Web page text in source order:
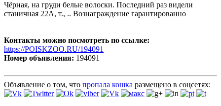
Чёрная, на груди белые волоски. Последний раз видели
станичная 22А, т., .. Вознаграждение гарантированно
Контакты можно посмотреть по ссылке:
https://POISKZOO.RU/194091
Номер объявления: 194091
Объявление о том, что пропала кошка размещено в соцсетях: